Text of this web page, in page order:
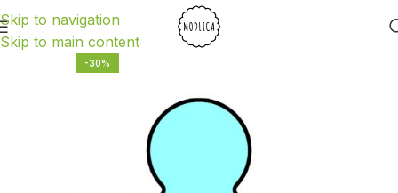
Skip to navigation
Skip to main content
-30%